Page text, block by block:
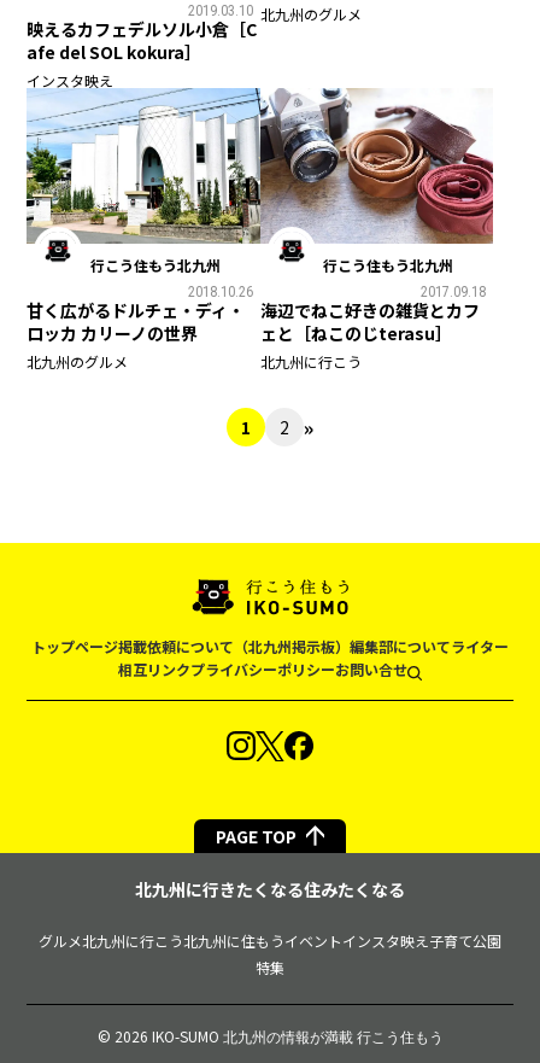
2019.03.10
映えるカフェデルソル小倉［C
afe del SOL kokura］
インスタ映え
北九州のグルメ
行こう住もう北九州
2018.10.26
甘く広がるドルチェ・ディ・
ロッカ カリーノの世界
北九州のグルメ
行こう住もう北九州
2017.09.18
海辺でねこ好きの雑貨とカフ
ェと［ねこのじterasu］
北九州に行こう
1 2 »
トップページ掲載依頼について（北九州掲示板） 編集部についてライター
相互リンクプライバシーポリシーお問い合せ
PAGE TOP
北九州に行きたくなる住みたくなる
グルメ北九州に行こう北九州に住もうイベントインスタ映え 子育て公園
特集
© 2026 IKO-SUMO 北九州の情報が満載 行こう住もう